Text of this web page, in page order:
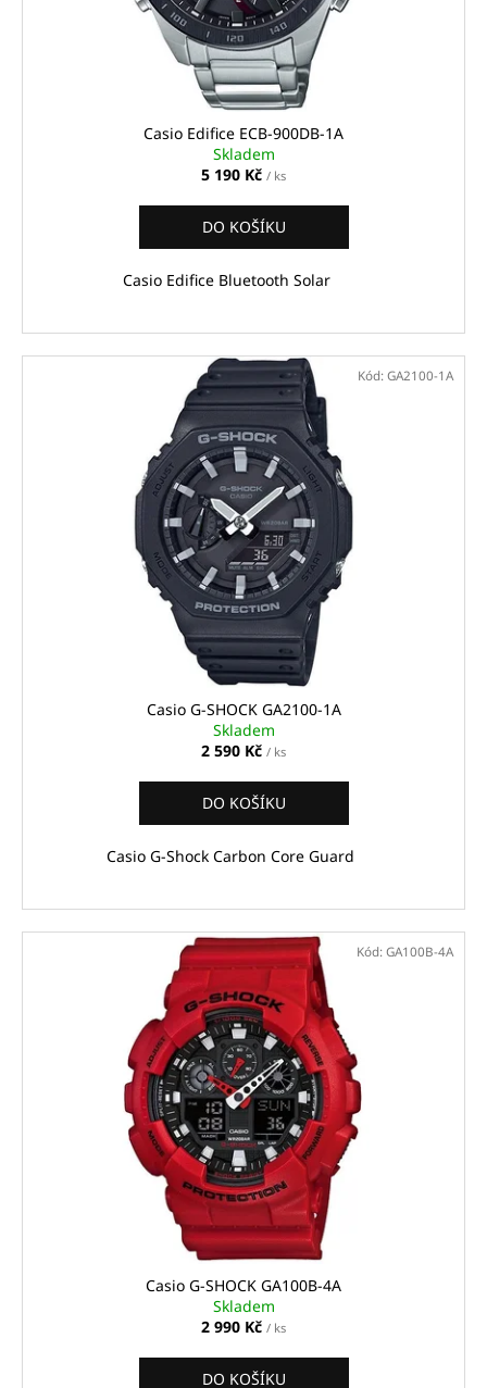
Casio Edifice ECB-900DB-1A
Skladem
5 190 Kč / ks
DO KOŠÍKU
Casio Edifice Bluetooth Solar
Casio G-SHOCK GA2100-1A
Skladem
2 590 Kč / ks
DO KOŠÍKU
Casio G-Shock Carbon Core Guard
Kód: GA2100-1A
Casio G-SHOCK GA100B-4A
Skladem
2 990 Kč / ks
DO KOŠÍKU
Kód: GA100B-4A